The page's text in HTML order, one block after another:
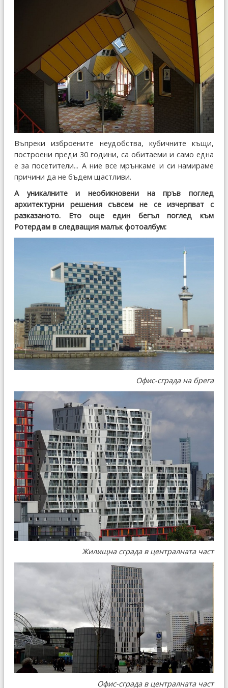
Въпреки изброените неудобства, кубичните къщи,
построени преди 30 години, са обитаеми и само една
е за посетители... А ние все мрънкаме и си намираме
причини да не бъдем щастливи.
А уникалните и необикновени на пръв поглед
архитектурни решения съвсем не се изчерпват с
разказаното. Ето още един бегъл поглед към
Ротердам в следващия малък фотоалбум:
Офис-сграда на брега
Жилищна сграда в централната част
Офис-сграда в централната част